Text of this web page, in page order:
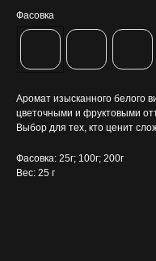
Фасовка
Аромат изысканного белого
цветочными и фруктовыми
Выбор для тех, кто ценит
Фасовка: 25г; 100г; 200г
Вес: 25 г